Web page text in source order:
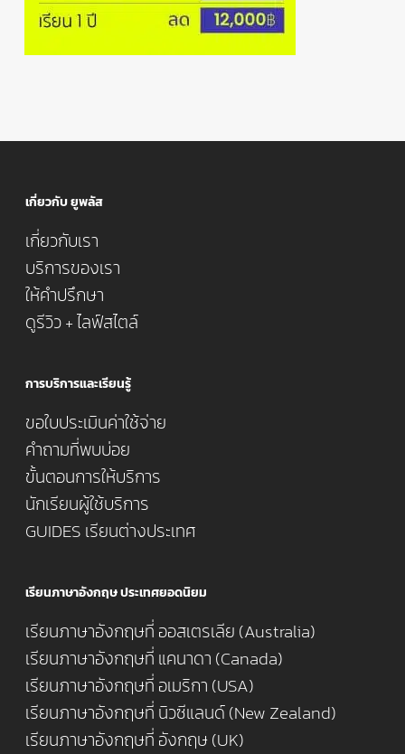
เกี่ยวกับ ยูพลัส
เกี่ยวกับเรา
บริการของเรา
ให้คำปรึกษา
ดูรีวิว + ไลฟ์สไตล์
การบริการและเรียนรู้
ขอใบประเมินค่าใช้จ่าย
คำถามที่พบบ่อย
ขั้นตอนการให้บริการ
นักเรียนผู้ใช้บริการ
GUIDES เรียนต่างประเทศ
เรียนภาษาอังกฤษ ประเทศยอดนิยม
เรียนภาษาอังกฤษที่ ออสเตรเลีย (Australia)
เรียนภาษาอังกฤษที่ แคนาดา (Canada)
เรียนภาษาอังกฤษที่ อเมริกา (USA)
เรียนภาษาอังกฤษที่ นิวซีแลนด์ (New Zealand)
เรียนภาษาอังกฤษที่ อังกฤษ (UK)